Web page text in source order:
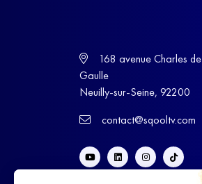
168 avenue Charles de
Gaulle
Neuilly-sur-Seine, 92200
contact@sqooltv.com